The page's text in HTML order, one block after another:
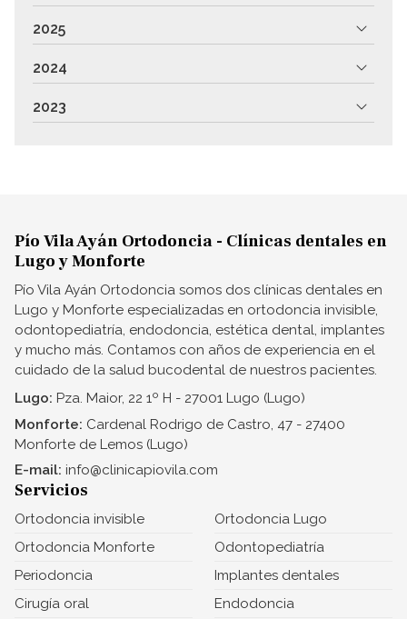
2025
2024
2023
Pío Vila Ayán Ortodoncia - Clínicas dentales en
Lugo y Monforte
Pío Vila Ayán Ortodoncia somos dos clínicas dentales en
Lugo y Monforte especializadas en ortodoncia invisible,
odontopediatría, endodoncia, estética dental, implantes
y mucho más. Contamos con años de experiencia en el
cuidado de la salud bucodental de nuestros pacientes.
Lugo: Pza. Maior, 22 1º H - 27001 Lugo (Lugo)
Monforte: Cardenal Rodrigo de Castro, 47 - 27400
Monforte de Lemos (Lugo)
E-mail: info@clinicapiovila.com
Servicios
Ortodoncia invisible
Ortodoncia Lugo
Ortodoncia Monforte
Odontopediatría
Periodoncia
Implantes dentales
Cirugía oral
Endodoncia